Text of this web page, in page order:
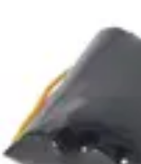
Règles et Jeux